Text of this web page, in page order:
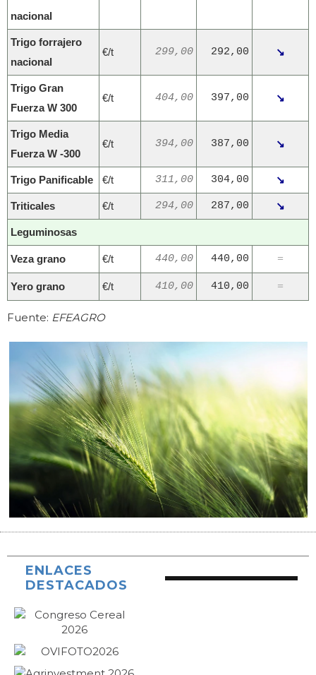
nacional
Trigo forrajero
nacional
€/t 299,00 292,00 ↘
Trigo Gran
Fuerza W 300
€/t 404,00 397,00 ↘
Trigo Media
Fuerza W -300
€/t 394,00 387,00 ↘
Trigo Panificable €/t 311,00 304,00 ↘
Triticales €/t 294,00 287,00 ↘
Leguminosas
Veza grano €/t 440,00 440,00 =
Yero grano €/t 410,00 410,00 =
Fuente: EFEAGRO
ENLACES
DESTACADOS